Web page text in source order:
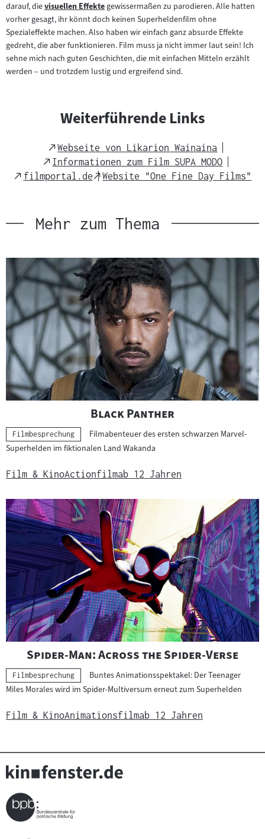
darauf, dieZum
Inhalt:
visuellen Effektegewissermaßen zu parodieren. Alle hatten
vorher gesagt, ihr könnt doch keinen Superheldenfilm ohne
Spezialeffekte machen. Also haben wir einfach ganz absurde Effekte
gedreht, die aber funktionieren. Film muss ja nicht immer laut sein! Ich
sehne mich nach guten Geschichten, die mit einfachen Mitteln erzählt
werden – und trotzdem lustig und ergreifend sind.
Weiterführende Links
External
Link
Webseite von Likarion Wainaina
External
Link
Informationen zum Film SUPA MODO
External
filmportal.de
External
Website "One Fine Day Films"
Mehr zum Thema
"
Black Panther
Kategorie:
Filmbesprechung
Filmabenteuer des ersten schwarzen Marvel-
Superhelden im fiktionalen Land Wakanda
Film & KinoActionfilmab 12 Jahren
"
Spider-Man: Across the Spider-Verse"
Kategorie:
Filmbesprechung
Buntes Animationsspektakel: Der Teenager
Miles Morales wird im Spider-Multiversum erneut zum Superhelden
Film & KinoAnimationsfilmab 12 Jahren